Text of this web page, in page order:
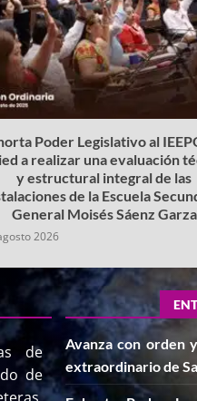
Poder Legislativo al
a realizar una evaluación
y estructural integral de las
de la Escuela
General Moisés Sáenz Garza
2026
de
de
Avanza con orden
extraordinario de